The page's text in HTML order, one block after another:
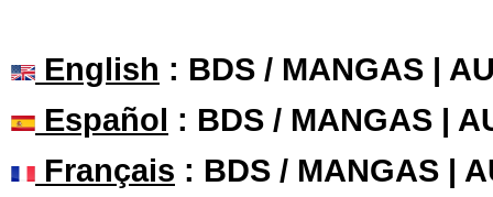
English : BDS / MANGAS |
Español : BDS / MANGAS |
Français : BDS / MANGAS |